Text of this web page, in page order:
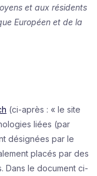
et aux résidents
Européen et de la
(ci-après : « le site
liées (par
désignées par le
placés par des
Dans le document ci-